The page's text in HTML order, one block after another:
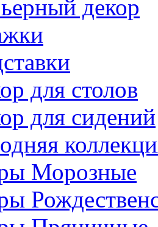
декор
для столов
для сидений
Морозные